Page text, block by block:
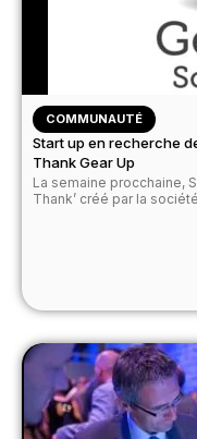
COMMUNAUTÉ
Start up en recherche
Thank Gear Up
La semaine procchaine,
Thank’ créé par la